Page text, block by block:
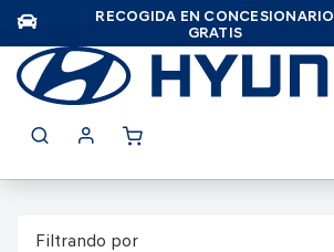
RECOGIDA EN CONCESIONARIO
GRATIS
Filtrando por